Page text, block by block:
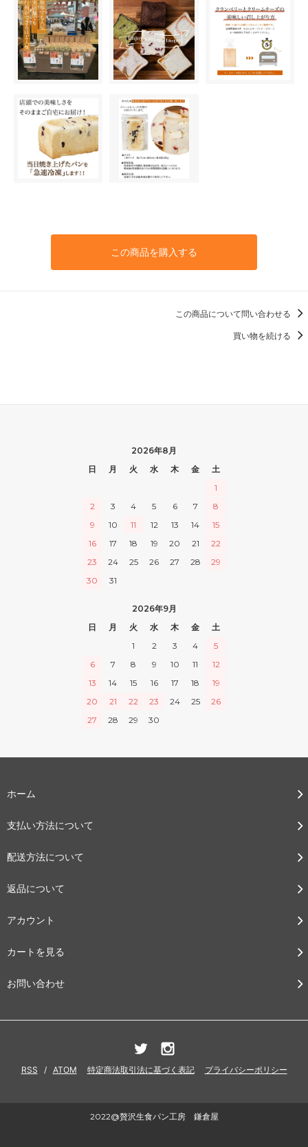
この商品を購入する
この商品について問い合わせる
買い物を続ける
2026年8月
日
月 火 水 木 金
土
1
2
3 4 5 6 7
8
9
10 11 12 13 14
15
16
17 18 19 20 21
22
23
24 25 26 27 28
29
30
31
2026年9月
日
月 火 水 木 金
土
1
2 3 4
5
6
7 8 9 10 11
12
13
14 15 16 17 18
19
20
21 22 23 24 25
26
27
28 29 30
ホーム
支払い方法について
配送方法について
返品について
アカウント
カートを見る
お問い合わせ
RSS / ATOM 特定商法取引法に基づく表記 プライバシーポリシー
2022@贅沢生食パン工房 鎌倉屋